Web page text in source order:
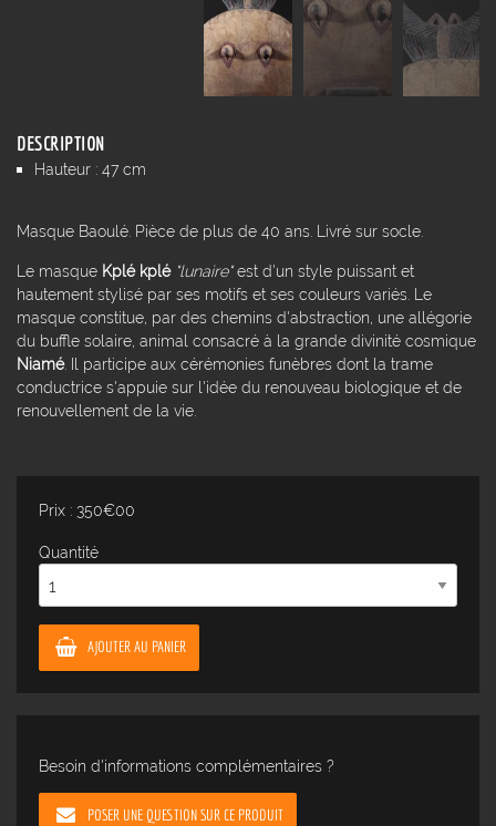
DESCRIPTION
Hauteur : 47 cm
Masque Baoulé. Pièce de plus de 40 ans. Livré sur socle.
Le masque Kplé kplé "lunaire"est d'un style puissant et
hautement stylisé par ses motifs et ses couleurs variés. Le
masque constitue, par des chemins d'abstraction, une allégorie
du buffle solaire, animal consacré à la grande divinité cosmique
Niamé. Il participe aux cérémonies funèbres dont la trame
conductrice s'appuie sur l'idée du renouveau biologique et de
renouvellement de la vie.
Prix : 350€00
Quantité
AJOUTER AU PANIER
Besoin d'informations complémentaires ?
POSER UNE QUESTION SUR CE PRODUIT